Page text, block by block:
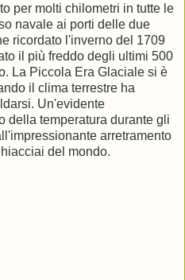
per molti chilometri in tutte le
navale ai porti delle due
ricordato l'inverno del 1709
il più freddo degli ultimi 500
La Piccola Era Glaciale si è
il clima terrestre ha
Un'evidente
della temperatura durante gli
arretramento
del mondo.